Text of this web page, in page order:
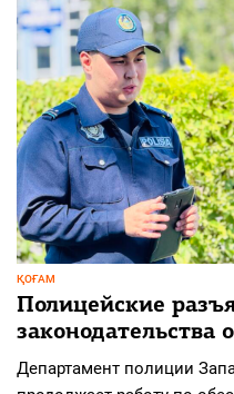
ҚОҒАМ
Полицейские
законодательства
Департамент полиции